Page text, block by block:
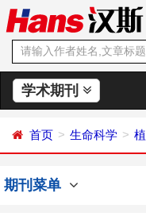
学术期刊
首页 生命科学
期刊菜单